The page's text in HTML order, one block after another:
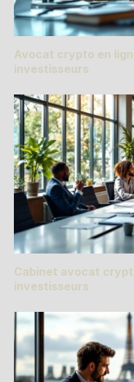
Avocat crypto en
investisseurs
Cabinet avocat
investisseurs